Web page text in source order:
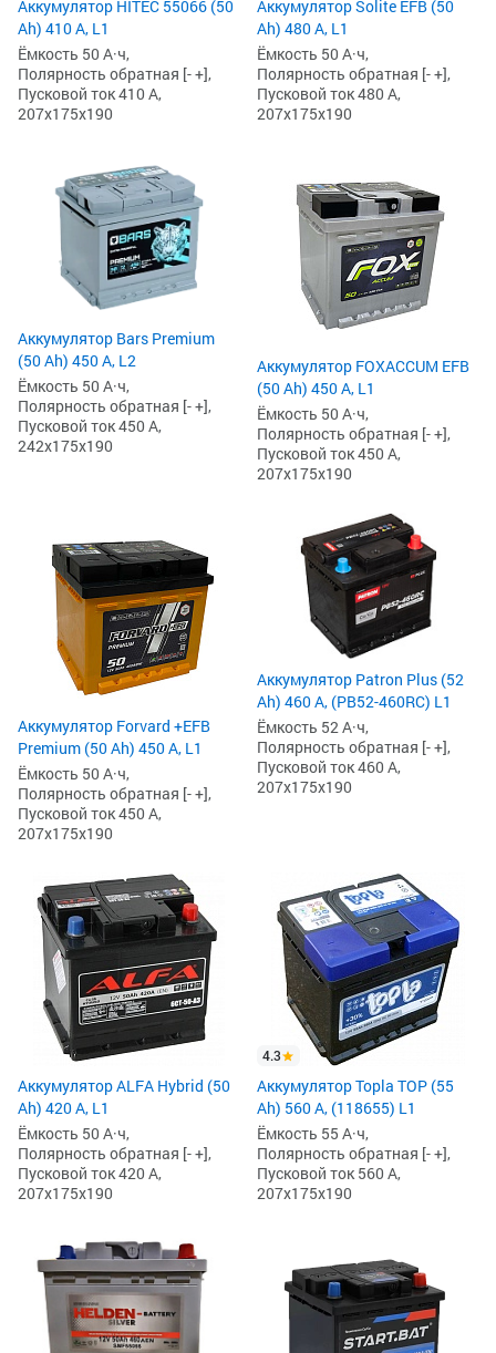
Аккумулятор HITEC 55066 (50
Ah) 410 А, L1
Ёмкость 50 А·ч,
Полярность обратная [- +],
Пусковой ток 410 А,
207x175x190
Аккумулятор Solite EFB (50
Ah) 480 А, L1
Ёмкость 50 А·ч,
Полярность обратная [- +],
Пусковой ток 480 А,
207x175x190
Аккумулятор Bars Premium
(50 Ah) 450 А, L2
Ёмкость 50 А·ч,
Полярность обратная [- +],
Пусковой ток 450 А,
242x175x190
Аккумулятор FOXACCUM EFB
(50 Ah) 450 А, L1
Ёмкость 50 А·ч,
Полярность обратная [- +],
Пусковой ток 450 А,
207x175x190
Аккумулятор Forvard +EFB
Premium (50 Ah) 450 А, L1
Ёмкость 50 А·ч,
Полярность обратная [- +],
Пусковой ток 450 А,
207x175x190
Аккумулятор Patron Plus (52
Ah) 460 А, (PB52-460RC) L1
Ёмкость 52 А·ч,
Полярность обратная [- +],
Пусковой ток 460 А,
207x175x190
Аккумулятор ALFA Hybrid (50
Ah) 420 А, L1
Ёмкость 50 А·ч,
Полярность обратная [- +],
Пусковой ток 420 А,
207x175x190
4.3
Аккумулятор Topla TOP (55
Ah) 560 А, (118655) L1
Ёмкость 55 А·ч,
Полярность обратная [- +],
Пусковой ток 560 А,
207x175x190